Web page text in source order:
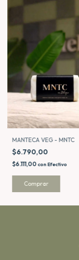
MANTECA VEG - MNTC
$6.790,00
$6.111,00 con Efectivo